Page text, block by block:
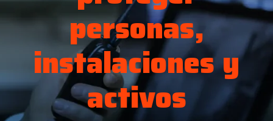
personas,
instalaciones y
activos